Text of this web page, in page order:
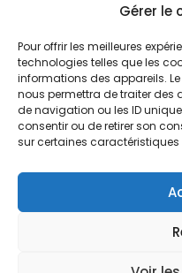
Gérer le
Pour offrir les meilleures
technologies telles que les
informations des appareils.
nous permettra de traiter des
de navigation ou les ID
consentir ou de retirer son
sur certaines caractéristiques
NOS RESTAURANTS
Tommy’s Donut Quiz
Labège (31)
City Toulouse (31)
Avignon – Le Pontet (84)
Caen-Mondeville (14)
Si vous préférez l'esprit country,